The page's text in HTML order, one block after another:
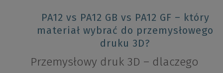
PA12 vs PA12 GB vs PA12 GF – który
materiał wybrać do przemysłowego
druku 3D?
Przemysłowy druk 3D – dlaczego